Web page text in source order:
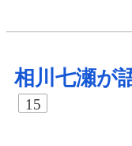
相川七瀬が
15